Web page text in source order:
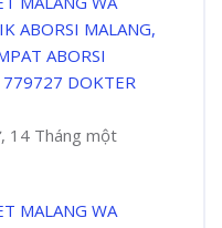
ABORSI MALANG,
ABORSI
DOKTER
14 Tháng một
MALANG WA